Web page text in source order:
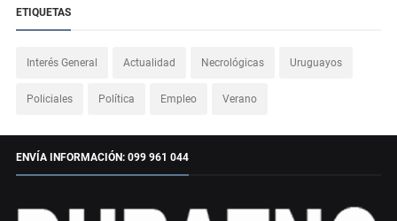
ETIQUETAS
Interés General Actualidad Necrológicas Uruguayos
Policiales Política Empleo Verano
ENVÍA INFORMACIÓN: 099 961 044